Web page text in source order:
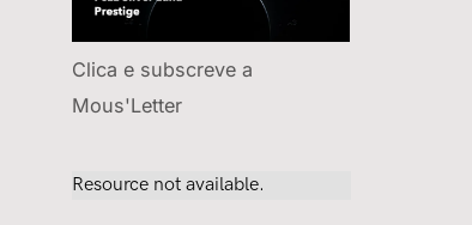
Clica e subscreve a
Mous'Letter